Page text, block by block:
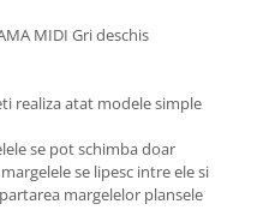
MIDI Gri deschis
realiza atat modele simple
se pot schimba doar
se lipesc intre ele si
margelelor plansele